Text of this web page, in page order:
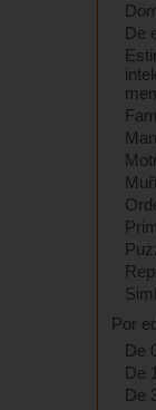
De
Por
De
De
De